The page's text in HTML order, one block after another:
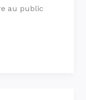
au public